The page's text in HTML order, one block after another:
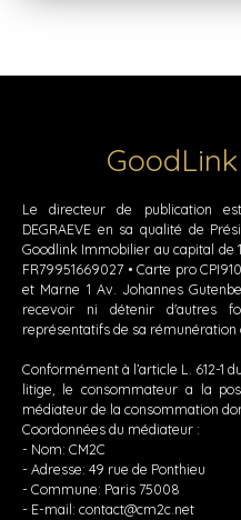
Le directeur de publication est
DEGRAEVE en sa qualité de
Goodlink Immobilier au capital de
FR79951669027 • Carte pro
et Marne 1 Av. Johannes
recevoir ni détenir d'autres
représentatifs de sa rémunération
Conformément à l’article L. 612-1
litige, le consommateur a la
médiateur de la consommation
Coordonnées du médiateur :
- Nom: CM2C
- Adresse: 49 rue de Ponthieu
- Commune: Paris 75008
- E-mail: contact@cm2c.net